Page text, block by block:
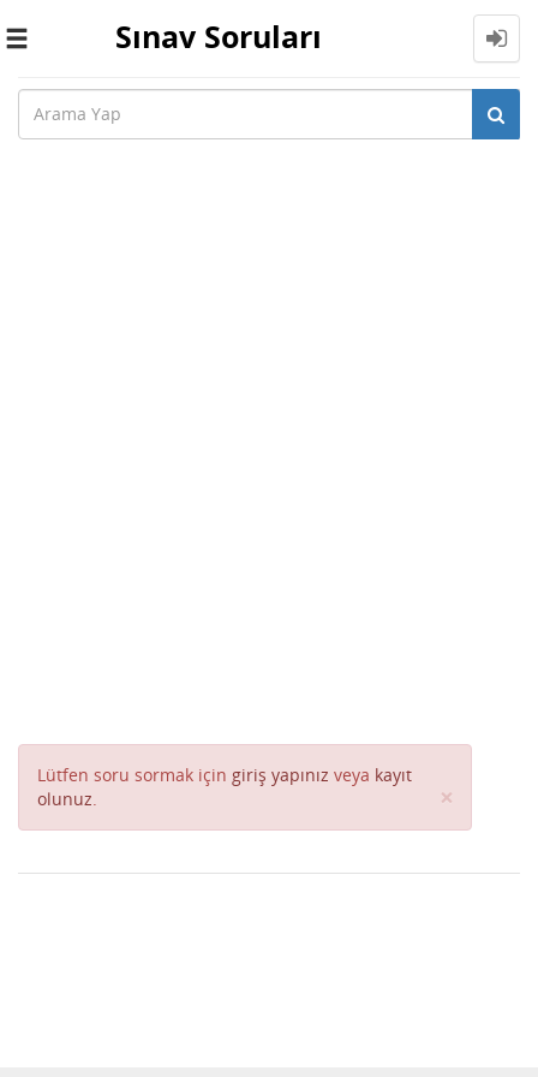
Toggle
Sınav Soruları
Lütfen soru sormak için giriş yapınız veya kayıt
olunuz. ×